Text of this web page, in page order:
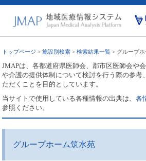
トップページ >施設別検索 >検索結果一覧 > グループ
JMAPは、各都道府県医師会、郡市区医師会や
や介護の提供体制について検討を行う際の参考
ただくことを目的としています。
当サイトで使用している各種情報の出典は、各
参照ください。
グループホーム筑水苑